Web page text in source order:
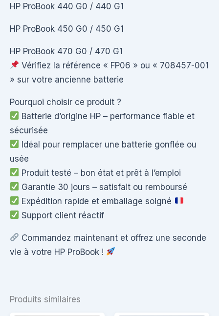
HP ProBook 440 G0 / 440 G1
HP ProBook 450 G0 / 450 G1
HP ProBook 470 G0 / 470 G1
Vérifiez la référence « FP06 » ou « 708457-001
» sur votre ancienne batterie
Pourquoi choisir ce produit ?
Batterie d’origine HP – performance fiable et
sécurisée
Idéal pour remplacer une batterie gonflée ou
usée
Produit testé – bon état et prêt à l’emploi
Garantie 30 jours – satisfait ou remboursé
Expédition rapide et emballage soigné
Support client réactif
Commandez maintenant et offrez une seconde
vie à votre HP ProBook !
Produits similaires